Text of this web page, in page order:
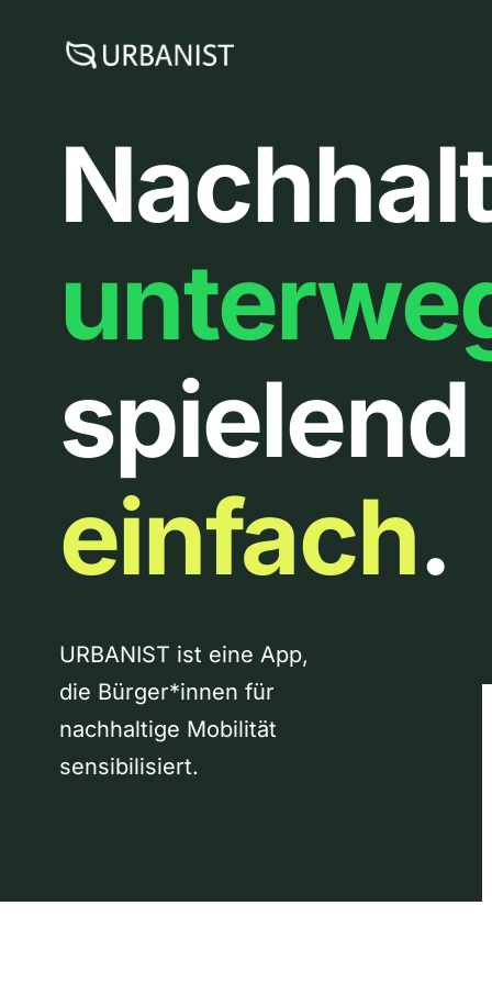
spielend
einfach.
URBANIST ist eine App,
die Bürger*innen für
nachhaltige Mobilität
sensibilisiert.